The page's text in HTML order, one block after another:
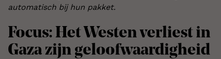
automatisch bij hun pakket.
Focus: Het Westen verliest in
Gaza zijn geloofwaardigheid